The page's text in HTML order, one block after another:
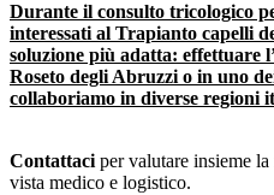
Durante il consulto tricologico
interessati al Trapianto capelli
soluzione più adatta: effettuare
Roseto degli Abruzzi o in uno
collaboriamo in diverse regioni
Contattaci per valutare insieme
vista medico e logistico.